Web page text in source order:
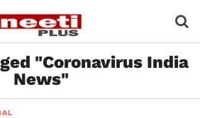
"Coronavirus India
News"